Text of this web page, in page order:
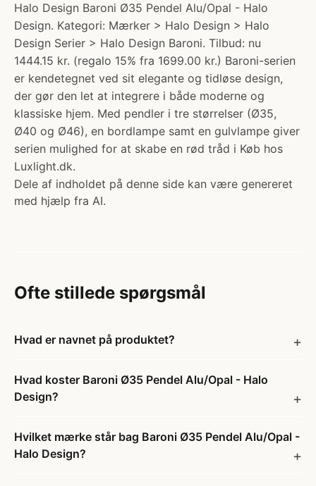
Halo Design Baroni Ø35 Pendel Alu/Opal - Halo
Design. Kategori: Mærker > Halo Design > Halo
Design Serier > Halo Design Baroni. Tilbud: nu
1444.15 kr. (regalo 15% fra 1699.00 kr.) Baroni-serien
er kendetegnet ved sit elegante og tidløse design,
der gør den let at integrere i både moderne og
klassiske hjem. Med pendler i tre størrelser (Ø35,
Ø40 og Ø46), en bordlampe samt en gulvlampe giver
serien mulighed for at skabe en rød tråd i Køb hos
Luxlight.dk.
Dele af indholdet på denne side kan være genereret
med hjælp fra AI.
Ofte stillede spørgsmål
Hvad er navnet på produktet?
Hvad koster Baroni Ø35 Pendel Alu/Opal - Halo
Design?
Hvilket mærke står bag Baroni Ø35 Pendel Alu/Opal -
Halo Design?